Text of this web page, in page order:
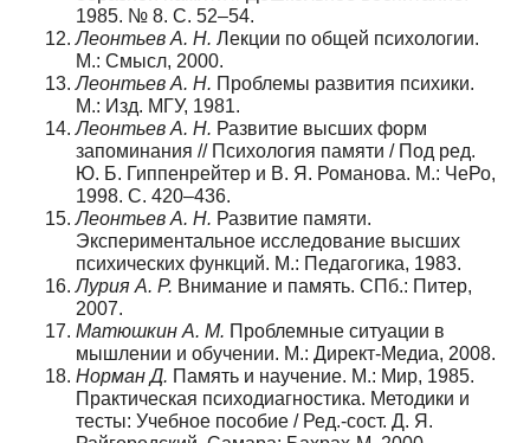
1985. № 8. С. 52–54.
Леонтьев А. Н. Лекции по общей психологии.
М.: Смысл, 2000.
Леонтьев А. Н. Проблемы развития психики.
М.: Изд. МГУ, 1981.
Леонтьев А. Н. Развитие высших форм
запоминания // Психология памяти / Под ред.
Ю. Б. Гиппенрейтер и В. Я. Романова. М.: ЧеРо,
1998. С. 420–436.
Леонтьев А. Н. Развитие памяти.
Экспериментальное исследование высших
психических функций. М.: Педагогика, 1983.
Лурия А. Р. Внимание и память. СПб.: Питер,
2007.
Матюшкин А. М. Проблемные ситуации в
мышлении и обучении. М.: Директ-Медиа, 2008.
Норман Д. Память и научение. М.: Мир, 1985.
Практическая психодиагностика. Методики и
тесты: Учебное пособие / Ред.-сост. Д. Я.